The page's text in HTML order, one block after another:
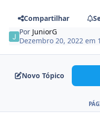
Compartilhar
Por JuniorG
Dezembro 20, 2022 em
Novo Tópico